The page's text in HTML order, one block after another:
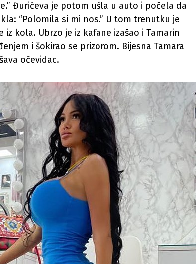
Đurićeva je potom ušla u auto i počela da
“Polomila si mi nos.” U tom trenutku je
kola. Ubrzo je iz kafane izašao i Tamarin
i šokirao se prizorom. Bijesna Tamara
očevidac.